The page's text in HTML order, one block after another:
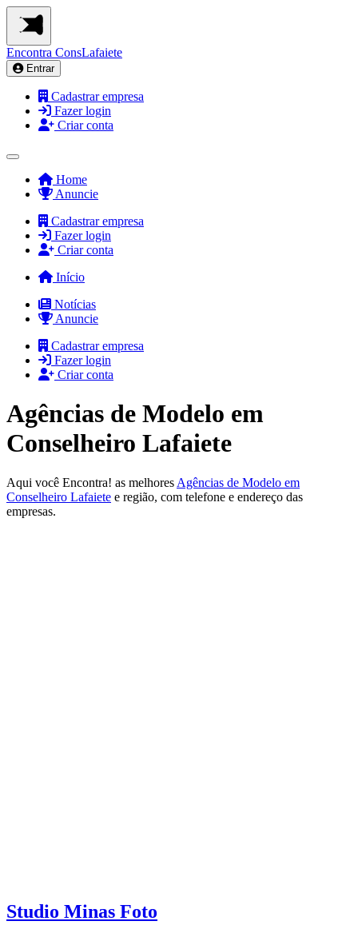
Encontra ConsLafaiete
Entrar
Cadastrar empresa
Fazer login
Criar conta
Home
Anuncie
Cadastrar empresa
Fazer login
Criar conta
Início
Notícias
Anuncie
Cadastrar empresa
Fazer login
Criar conta
Agências de Modelo em
Conselheiro Lafaiete
Aqui você Encontra! as melhores Agências de Modelo em
Conselheiro Lafaiete e região, com telefone e endereço das
empresas.
Studio Minas Foto